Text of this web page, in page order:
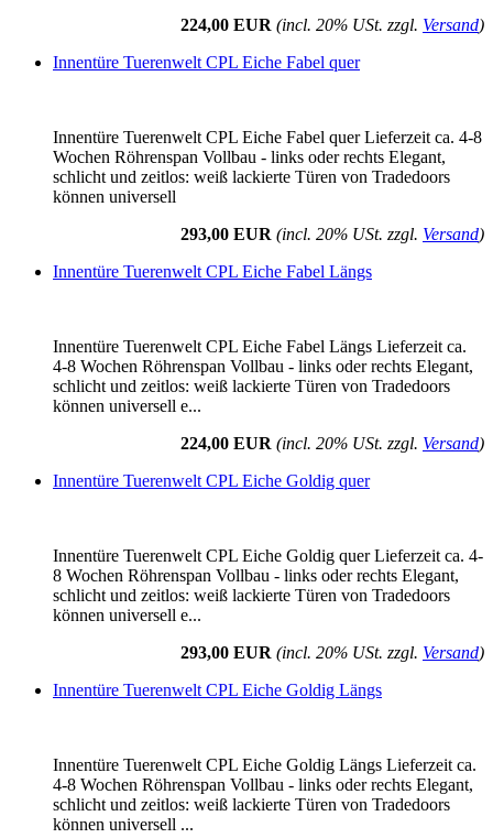
224,00 EUR (incl. 20% USt. zzgl. Versand)
Innentüre Tuerenwelt CPL Eiche Fabel quer
Innentüre Tuerenwelt CPL Eiche Fabel quer Lieferzeit ca. 4-8
Wochen Röhrenspan Vollbau - links oder rechts Elegant,
schlicht und zeitlos: weiß lackierte Türen von Tradedoors
können universell
293,00 EUR (incl. 20% USt. zzgl. Versand)
Innentüre Tuerenwelt CPL Eiche Fabel Längs
Innentüre Tuerenwelt CPL Eiche Fabel Längs Lieferzeit ca.
4-8 Wochen Röhrenspan Vollbau - links oder rechts Elegant,
schlicht und zeitlos: weiß lackierte Türen von Tradedoors
können universell e...
224,00 EUR (incl. 20% USt. zzgl. Versand)
Innentüre Tuerenwelt CPL Eiche Goldig quer
Innentüre Tuerenwelt CPL Eiche Goldig quer Lieferzeit ca. 4-
8 Wochen Röhrenspan Vollbau - links oder rechts Elegant,
schlicht und zeitlos: weiß lackierte Türen von Tradedoors
können universell e...
293,00 EUR (incl. 20% USt. zzgl. Versand)
Innentüre Tuerenwelt CPL Eiche Goldig Längs
Innentüre Tuerenwelt CPL Eiche Goldig Längs Lieferzeit ca.
4-8 Wochen Röhrenspan Vollbau - links oder rechts Elegant,
schlicht und zeitlos: weiß lackierte Türen von Tradedoors
können universell ...